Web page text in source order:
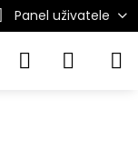
Panel uživatele